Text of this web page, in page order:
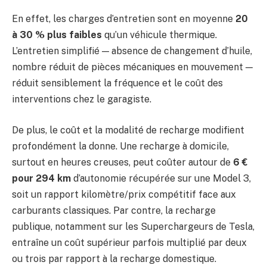
En effet, les charges d’entretien sont en moyenne 20
à 30 % plus faibles qu’un véhicule thermique.
L’entretien simplifié — absence de changement d’huile,
nombre réduit de pièces mécaniques en mouvement —
réduit sensiblement la fréquence et le coût des
interventions chez le garagiste.
De plus, le coût et la modalité de recharge modifient
profondément la donne. Une recharge à domicile,
surtout en heures creuses, peut coûter autour de 6 €
pour 294 km d’autonomie récupérée sur une Model 3,
soit un rapport kilomètre/prix compétitif face aux
carburants classiques. Par contre, la recharge
publique, notamment sur les Superchargeurs de Tesla,
entraîne un coût supérieur parfois multiplié par deux
ou trois par rapport à la recharge domestique.